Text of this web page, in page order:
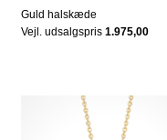
Guld halskæde
Vejl. udsalgspris 1.975,00